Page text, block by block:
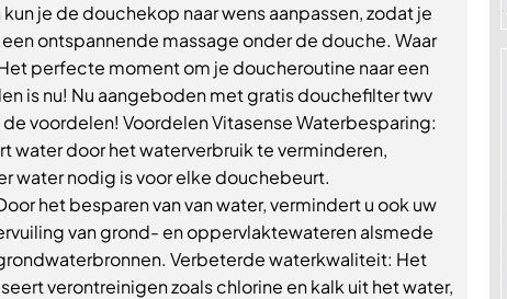
je de douchekop naar wens aanpassen, zodat je
ontspannende massage onder de douche. Waar
perfecte moment om je doucheroutine naar een
is nu! Nu aangeboden met gratis douchefilter twv
de voordelen! Voordelen Vitasense Waterbesparing:
water door het waterverbruik te verminderen,
water nodig is voor elke douchebeurt.
het besparen van van water, vermindert u ook uw
van grond- en oppervlaktewateren alsmede
Verbeterde waterkwaliteit: Het
verontreinigen zoals chlorine en kalk uit het water,